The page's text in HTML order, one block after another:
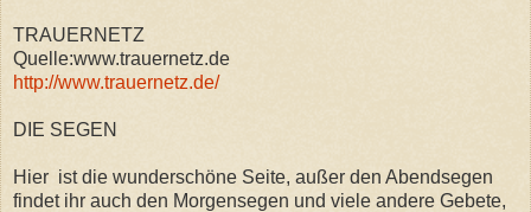
TRAUERNETZ
Quelle:www.trauernetz.de
http://www.trauernetz.de/
DIE SEGEN
Hier ist die wunderschöne Seite, außer den Abendsegen
findet ihr auch den Morgensegen und viele andere Gebete,